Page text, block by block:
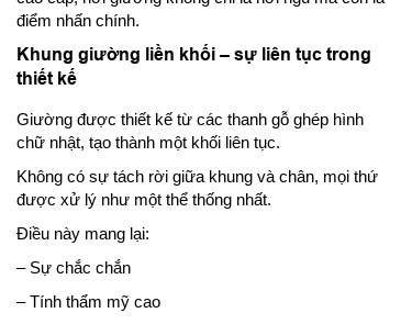
điểm nhấn chính.
Khung giường liền khối – sự liên tục trong
thiết kế
Giường được thiết kế từ các thanh gỗ ghép hình
chữ nhật, tạo thành một khối liên tục.
Không có sự tách rời giữa khung và chân, mọi thứ
được xử lý như một thể thống nhất.
Điều này mang lại:
– Sự chắc chắn
– Tính thẩm mỹ cao